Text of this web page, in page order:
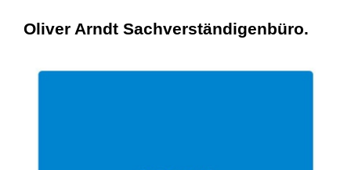
Oliver Arndt Sachverständigenbüro.